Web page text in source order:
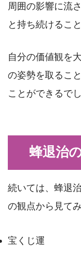
周囲の影響に流
と持ち続けるこ
自分の価値観を
の姿勢を取るこ
ことができるでし
蜂退治
続いては、蜂退
の観点から見て
宝くじ運